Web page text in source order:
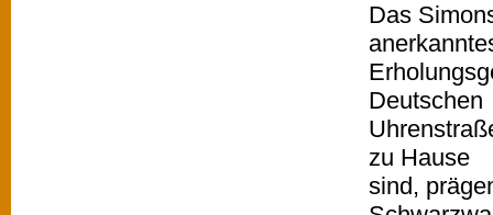
Das
Deutschen
zu Hause
sind,